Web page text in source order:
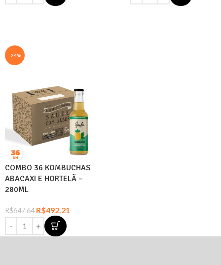
-24%
COMBO 36 KOMBUCHAS
ABACAXI E HORTELÃ –
280ML
R$647.64 R$492.21